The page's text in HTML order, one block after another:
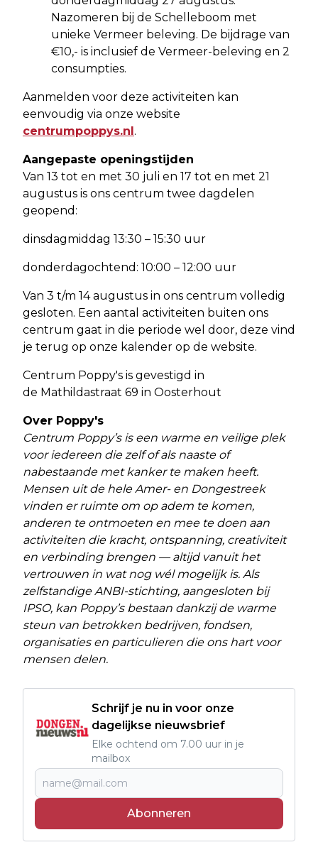
Nazomeren bij de Schelleboom met
unieke Vermeer beleving. De bijdrage van
€10,- is inclusief de Vermeer-beleving en 2
consumpties.
Aanmelden voor deze activiteiten kan
eenvoudig via onze website
centrumpoppys.nl .
Aangepaste openingstijden
Van 13 tot en met 30 juli en 17 tot en met 21
augustus is ons centrum twee dagdelen
geopend:
dinsdagmiddag 13:30 – 15:30 uur
donderdagochtend: 10:00 – 12:00 uur
Van 3 t/m 14 augustus in ons centrum volledig
gesloten. Een aantal activiteiten buiten ons
centrum gaat in die periode wel door, deze vind
je terug op onze kalender op de website.
Centrum Poppy's is gevestigd in
de Mathildastraat 69 in Oosterhout
Over Poppy's
Centrum Poppy’s is een warme en veilige plek
voor iedereen die zelf of als naaste of
nabestaande met kanker te maken heeft.
Mensen uit de hele Amer- en Dongestreek
vinden er ruimte om op adem te komen,
anderen te ontmoeten en mee te doen aan
activiteiten die kracht, ontspanning, creativiteit
en verbinding brengen — altijd vanuit het
vertrouwen in wat nog wél mogelijk is. Als
zelfstandige ANBI-stichting, aangesloten bij
IPSO, kan Poppy’s bestaan dankzij de warme
steun van betrokken bedrijven, fondsen,
organisaties en particulieren die ons hart voor
mensen delen.
Schrijf je nu in voor onze
dagelijkse nieuwsbrief
Elke ochtend om 7.00 uur in je
mailbox
Abonneren